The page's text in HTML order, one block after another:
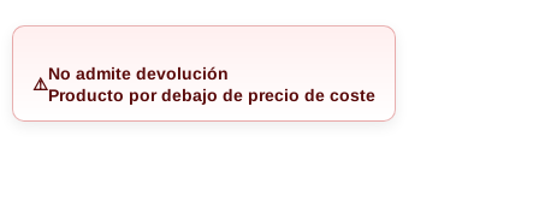
⚠️
No admite devolución
Producto por debajo de precio de coste